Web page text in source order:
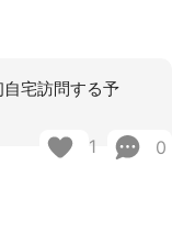
宅訪問する予
1 0